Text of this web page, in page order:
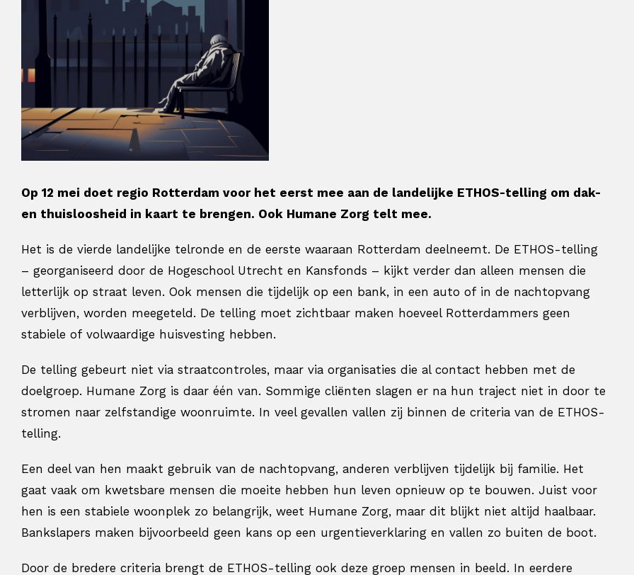
Op 12 mei doet regio Rotterdam voor het eerst mee aan de landelijke ETHOS-telling om dak-
en thuisloosheid in kaart te brengen. Ook Humane Zorg telt mee.
Het is de vierde landelijke telronde en de eerste waaraan Rotterdam deelneemt. De ETHOS-telling
– georganiseerd door de Hogeschool Utrecht en Kansfonds – kijkt verder dan alleen mensen die
letterlijk op straat leven. Ook mensen die tijdelijk op een bank, in een auto of in de nachtopvang
verblijven, worden meegeteld. De telling moet zichtbaar maken hoeveel Rotterdammers geen
stabiele of volwaardige huisvesting hebben.
De telling gebeurt niet via straatcontroles, maar via organisaties die al contact hebben met de
doelgroep. Humane Zorg is daar één van. Sommige cliënten slagen er na hun traject niet in door te
stromen naar zelfstandige woonruimte. In veel gevallen vallen zij binnen de criteria van de ETHOS-
telling.
Een deel van hen maakt gebruik van de nachtopvang, anderen verblijven tijdelijk bij familie. Het
gaat vaak om kwetsbare mensen die moeite hebben hun leven opnieuw op te bouwen. Juist voor
hen is een stabiele woonplek zo belangrijk, weet Humane Zorg, maar dit blijkt niet altijd haalbaar.
Bankslapers maken bijvoorbeeld geen kans op een urgentieverklaring en vallen zo buiten de boot.
Door de bredere criteria brengt de ETHOS-telling ook deze groep mensen in beeld. In eerdere